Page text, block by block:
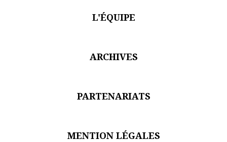
L'ÉQUIPE
ARCHIVES
PARTENARIATS
MENTION LÉGALES